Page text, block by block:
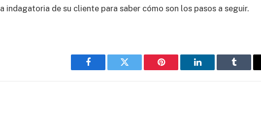
indagatoria de su cliente para saber cómo son los pasos a seguir.
Facebook Twitter Pinterest LinkedIn Tumblr